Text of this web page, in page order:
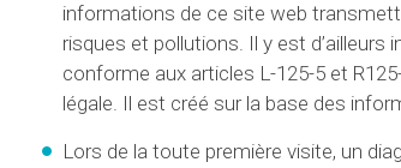
informations de ce site web
risques et pollutions. Il y est d’ailleurs
conforme aux articles L-125-5 et
légale. Il est créé sur la base des
Lors de la toute première visite, un